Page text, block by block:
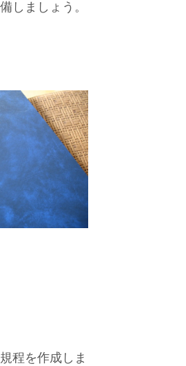
しましょう。
程を作成しま